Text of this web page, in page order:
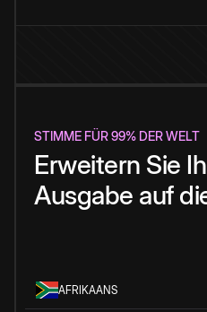
STIMME FÜR 99% DER WELT
Erweitern Sie
Ausgabe auf
AFRIKAANS